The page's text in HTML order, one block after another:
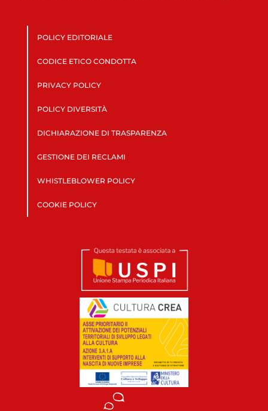
POLICY EDITORIALE
CODICE ETICO CONDOTTA
PRIVACY POLICY
POLICY DIVERSITÀ
DICHIARAZIONE DI TRASPARENZA
GESTIONE DEI RECLAMI
WHISTLEBLOWER POLICY
COOKIE POLICY